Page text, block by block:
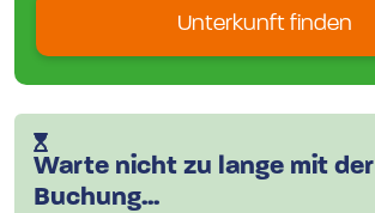
Unterkunft finden
Warte nicht zu lange mit der
Buchung...